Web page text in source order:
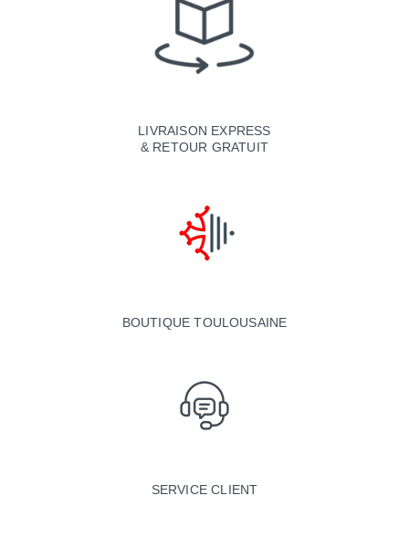
LIVRAISON EXPRESS
& RETOUR GRATUIT
BOUTIQUE TOULOUSAINE
SERVICE CLIENT